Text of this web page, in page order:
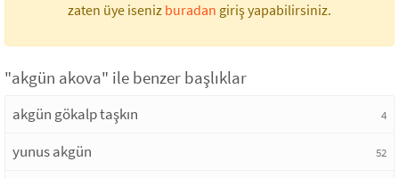
zaten üye iseniz buradan giriş yapabilirsiniz.
"akgün akova" ile benzer başlıklar
akgün gökalp taşkın 4
yunus akgün 52